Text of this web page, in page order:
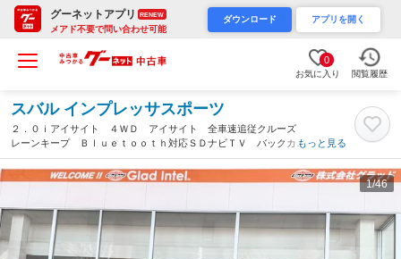
グーネットアプリ RENEW
メアド不要で問い合わせ可能
ダウンロード アプリを開く
0
お気に入り 閲覧履歴
スバル インプレッサスポーツ
２．０ｉアイサイト ４ＷＤ アイサイト 全車速追従クルーズ
レーンキープ Ｂｌｕｅｔｏｏｔｈ対応ＳＤナビＴＶ バックカメ
ラ パドルシフト ＨＩＤヘッドライト ヘッドライトウォッシャ
ー スマートキー ＥＴＣ 純正１５ＡＷ（宮城県）
もっと見る
1/46